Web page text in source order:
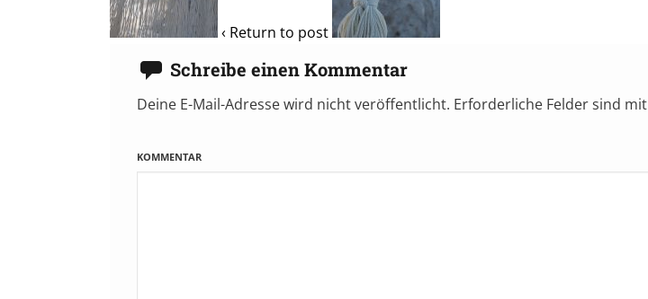
‹ Return to post
Schreibe einen Kommentar
Deine E-Mail-Adresse wird nicht veröffentlicht. Erforderliche Felder sind mit
KOMMENTAR